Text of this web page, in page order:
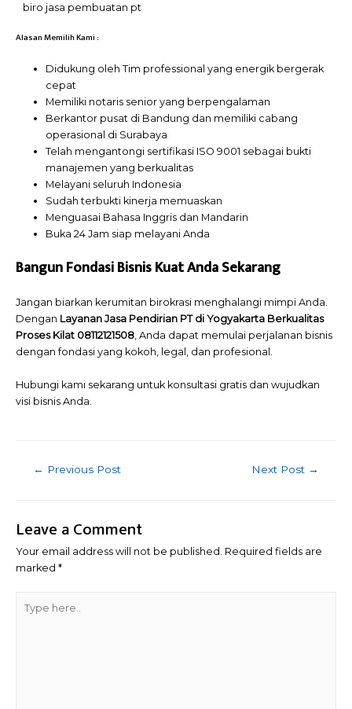
biro jasa pembuatan pt
Alasan MemilihKami :
Didukung oleh Tim professional yang energik bergerak
cepat
Memiliki notaris senior yang berpengalaman
Berkantor pusat di Bandung dan memiliki cabang
operasional di Surabaya
Telah mengantongi sertifikasi ISO 9001 sebagai bukti
manajemen yang berkualitas
Melayani seluruh Indonesia
Sudah terbukti kinerja memuaskan
Menguasai Bahasa Inggris dan Mandarin
Buka 24 Jam siap melayani Anda
Bangun Fondasi Bisnis Kuat Anda Sekarang
Jangan biarkan kerumitan birokrasi menghalangi mimpi Anda.
Dengan Layanan Jasa Pendirian PT di Yogyakarta Berkualitas
Proses Kilat 08112121508, Anda dapat memulai perjalanan bisnis
dengan fondasi yang kokoh, legal, dan profesional.
Hubungi kami sekarang untuk konsultasi gratis dan wujudkan
visi bisnis Anda.
← Previous Post Next Post →
Leave a Comment
Your email address will not be published. Required fields are
marked *